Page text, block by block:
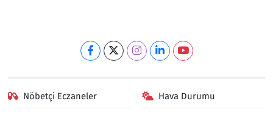
Nöbetçi Eczaneler Hava Durumu